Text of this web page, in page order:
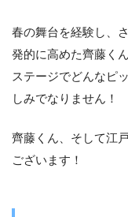
春の舞台を経験し、
発的に高めた齊藤く
ステージでどんなピ
しみでなりません！
齊藤くん、そして江
ございます！